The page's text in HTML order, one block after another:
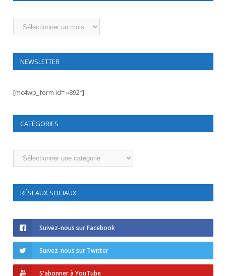
Archives
NEWSLETTER
[mc4wp_form id= »892″]
CATÉGORIES
Catégories
RÉSEAUX SOCIAUX
Suivez-nous sur Facebook
Suivez-nous sur Twitter
S'abonner à YouTube